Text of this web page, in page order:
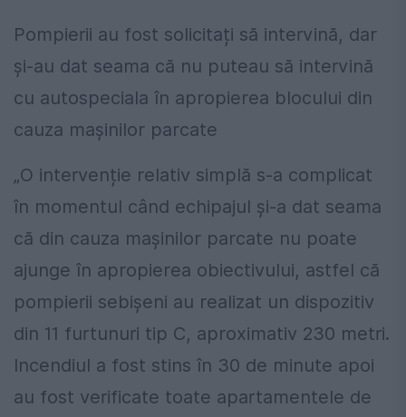
Pompierii au fost solicitați să intervină, dar
și-au dat seama că nu puteau să intervină
cu autospeciala în apropierea blocului din
cauza mașinilor parcate
„O intervenție relativ simplă s-a complicat
în momentul când echipajul și-a dat seama
că din cauza mașinilor parcate nu poate
ajunge în apropierea obiectivului, astfel că
pompierii sebișeni au realizat un dispozitiv
din 11 furtunuri tip C, aproximativ 230 metri.
Incendiul a fost stins în 30 de minute apoi
au fost verificate toate apartamentele de